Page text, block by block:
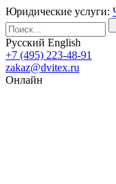
Юридические услуги:
Русский English
+7 (495) 223-48-91
zakaz@dvitex.ru
Онлайн